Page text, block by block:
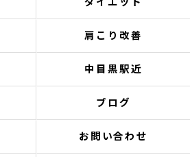
ダイエット
肩こり改善
中目黒駅近
ブログ
お問い合わせ